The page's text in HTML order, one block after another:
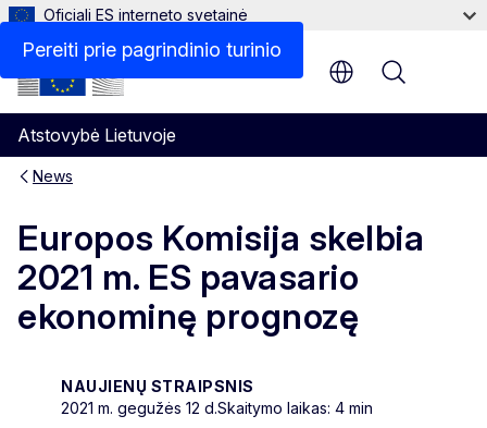
Pereiti prie pagrindinio turinio
Oficiali ES interneto svetainė
Atstovybė Lietuvoje
Menu
News
Europos Komisija skelbia
2021 m. ES pavasario
ekonominę prognozę
NAUJIENŲ STRAIPSNIS
2021 m. gegužės 12 d.Skaitymo laikas: 4 min